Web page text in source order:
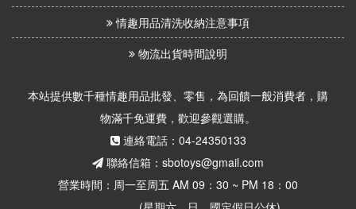
情趣用品清洗收納注意事項
物流出貨時間說明
本站提供數千種情趣用品批發、零售，為回饋一般消費者，購
物滿千免運費，歡迎參觀選購。
連絡電話：04-24350133
聯絡信箱：sbotoys@gmail.com
營業時間：周一至周五 AM 09：30 ~ PM 18：00